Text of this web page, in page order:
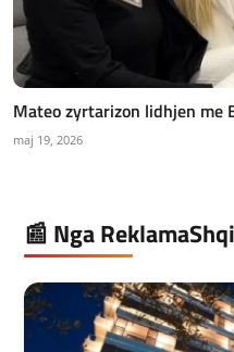
Mateo zyrtarizon lidhjen me
maj 19, 2026
📰 Nga